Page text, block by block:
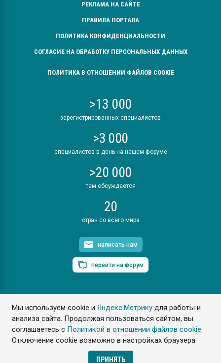
Мы используем cookie иЯндекс.Метрику для работы и
анализа сайта. Продолжая пользоваться сайтом, вы
соглашаетесь с Политикой в отношении файлов cookie.
Отключение cookie возможно в настройках браузера.
ПРИНЯТЬ
РЕКЛАМА НА САЙТЕ
ПРАВИЛА ПОРТАЛА
ПОЛИТИКА КОНФИДЕНЦИАЛЬНОСТИ
СОГЛАСИЕ НА ОБРАБОТКУ ПЕРСОНАЛЬНЫХ ДАННЫХ
ПОЛИТИКА В ОТНОШЕНИИ ФАЙЛОВ COOKIE
>13 000
зарегистрированных специалистов
>3 000
специалистов в день на нашем форуме
>20 000
тем обсуждается
20
стран со всего мира
написать нам
перейти на форум
ПластЭксперт © 2006. Все права защищены
Разрешается копирование материалов сайта с обязательной
ссылкой на www.e-plastic.ru
Разработка сайта